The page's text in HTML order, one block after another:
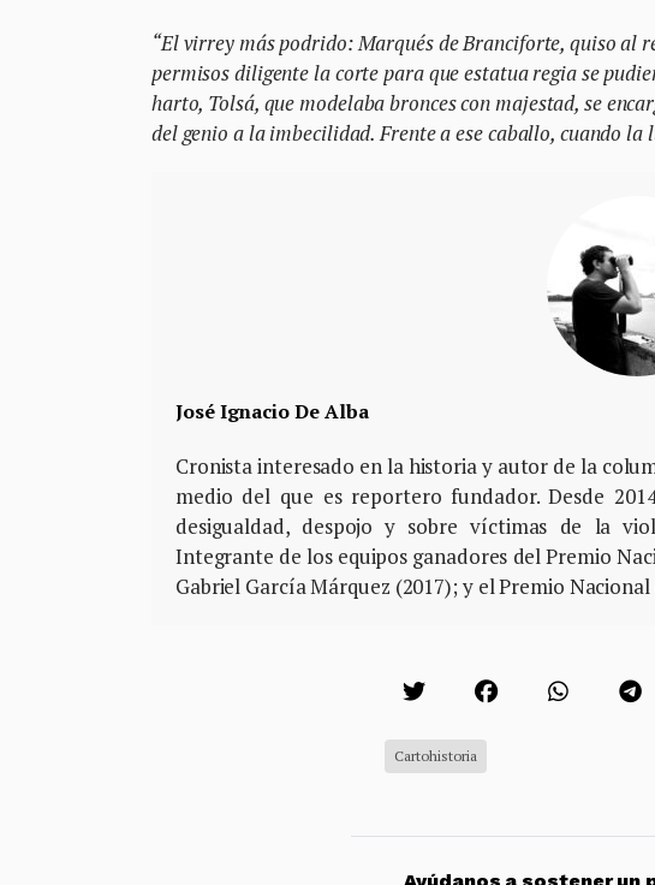
“El virrey más podrido: Marqués de Branciforte, quiso al
permisos diligente la corte para que estatua regia se
harto, Tolsá, que modelaba bronces con majestad, se
del genio a la imbecilidad. Frente a ese caballo, cuando
José Ignacio De Alba
Cronista interesado en la historia y autor de la
medio del que es reportero fundador. Desde
desigualdad, despojo y sobre víctimas de la
Integrante de los equipos ganadores del Premio
Gabriel García Márquez (2017); y el Premio
Cartohistoria
Ayúdanos a sostener